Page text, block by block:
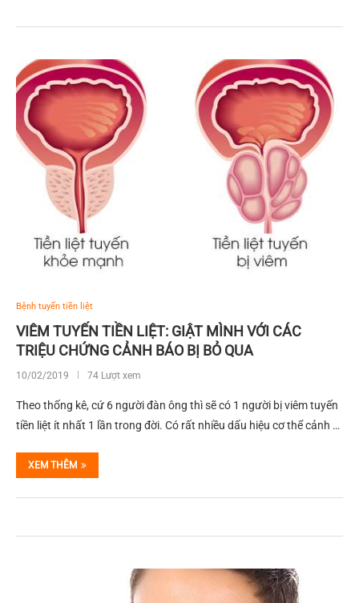
Bệnh tuyến tiền liệt
VIÊM TUYẾN TIỀN LIỆT: GIẬT MÌNH VỚI CÁC
TRIỆU CHỨNG CẢNH BÁO BỊ BỎ QUA
10/02/2019 74 Lượt xem
Theo thống kê, cứ 6 người đàn ông thì sẽ có 1 người bị viêm tuyến
tiền liệt ít nhất 1 lần trong đời. Có rất nhiều dấu hiệu cơ thể cảnh …
XEM THÊM